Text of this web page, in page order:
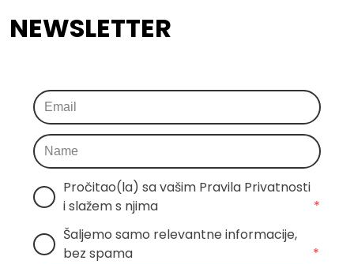
NEWSLETTER
Pročitao(la) sa vašim Pravila Privatnosti
i slažem s njima
*
Šaljemo samo relevantne informacije,
bez spama
*